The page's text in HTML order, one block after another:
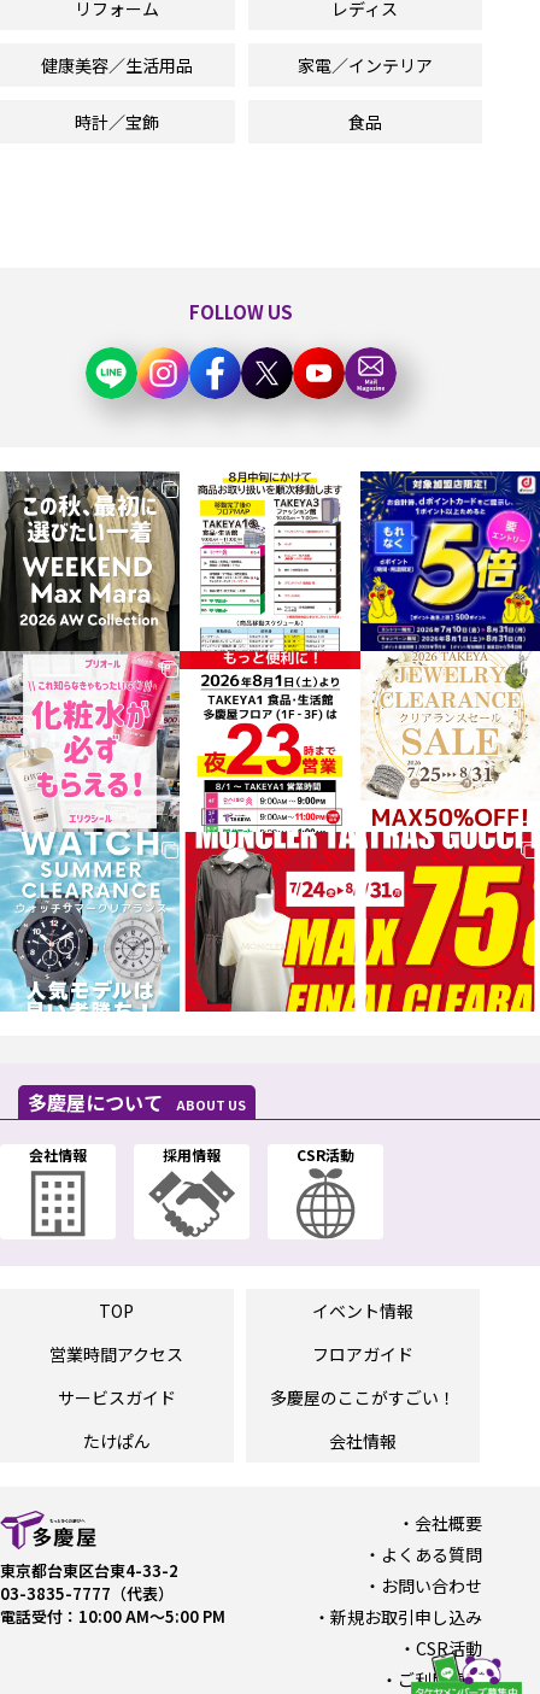
リフォーム レディス
健康美容／生活用品 家電／インテリア
時計／宝飾 食品
FOLLOW US
多慶屋について ABOUT US
会社情報 採用情報 CSR活動
TOP
イベント情報
営業時間アクセス
フロアガイド
サービスガイド
多慶屋のここがすごい！
たけぱん
会社情報
東京都台東区台東4-33-2
03-3835-7777（代表）
電話受付：10:00 AM〜5:00 PM
会社概要
よくある質問
お問い合わせ
新規お取引申し込み
CSR活動
ご利用規約